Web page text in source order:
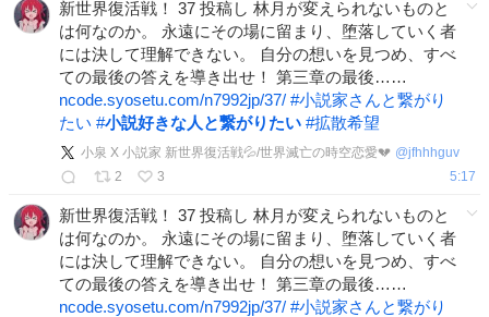
新世界復活戦！ 37 投稿し 林月が変えられないものと
は何なのか。 永遠にその場に留まり、堕落していく者
には決して理解できない。 自分の想いを見つめ、すべ
ての最後の答えを導き出せ！ 第三章の最後……
ncode.syosetu.com/n7992jp/37/ #小説家さんと繋がり
たい #小説好きな人と繋がりたい #拡散希望
小泉 X 小説家 新世界復活戦💦/世界滅亡の時空恋愛💔 @jfhhhguv
2
3 5:17
新世界復活戦！ 37 投稿し 林月が変えられないものと
は何なのか。 永遠にその場に留まり、堕落していく者
には決して理解できない。 自分の想いを見つめ、すべ
ての最後の答えを導き出せ！ 第三章の最後……
ncode.syosetu.com/n7992jp/37/ #小説家さんと繋がり